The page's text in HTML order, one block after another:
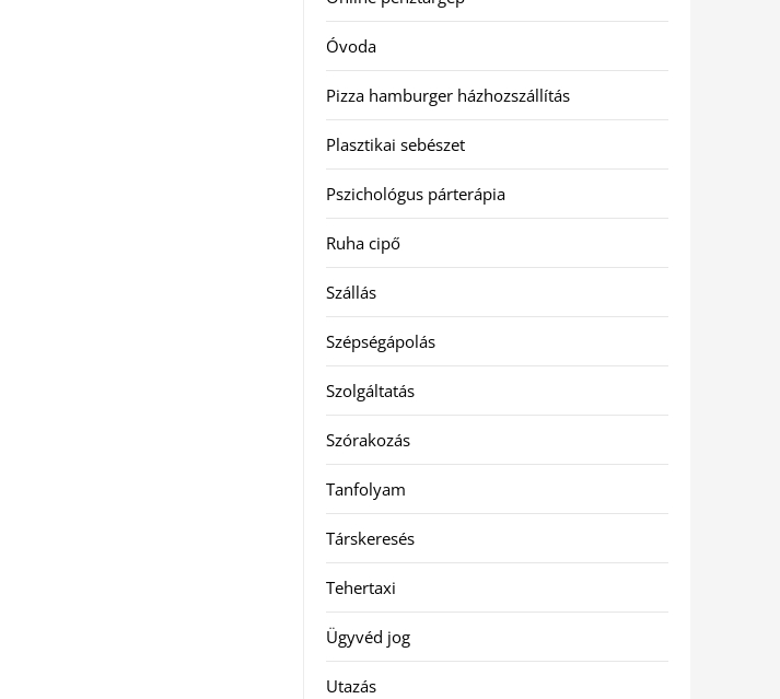
Óvoda
Pizza hamburger házhozszállítás
Plasztikai sebészet
Pszichológus párterápia
Ruha cipő
Szállás
Szépségápolás
Szolgáltatás
Szórakozás
Tanfolyam
Társkeresés
Tehertaxi
Ügyvéd jog
Utazás